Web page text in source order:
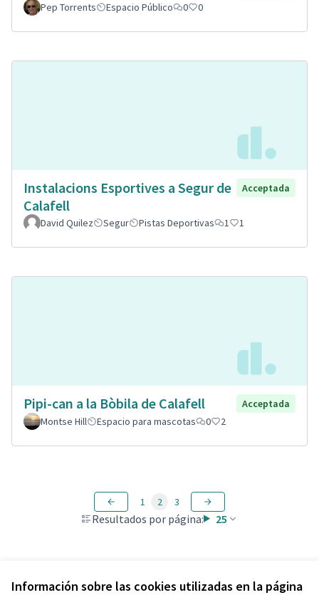
Información sobre las cookies utilizadas en la página
Pep Torrents
Espacio Público 0 0
Instalacions Esportives a Segur de
Calafell
Acceptada
David Quilez Segur Pistas Deportivas 1 1
Pipi-can a la Bòbila de Calafell
Acceptada
Montse Hill
Espacio para mascotas 0 2
Resultados por página: 25
1 2 3
Ver todas las propuestas retiradas